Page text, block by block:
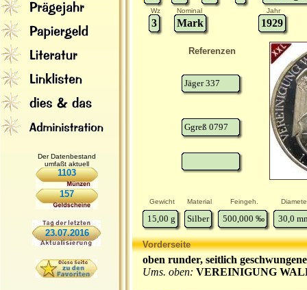
Der Datenbestand
umfaßt aktuell
1103
157
23.07.2016
Wz Nominal Jahr
3 Mark 1929
Referenzen
Jäger 337
Ggreß 0797
Gewicht Material Feingeh.
15,00 g Silber 500,000 ‰ 30,0
Vorderseite
oben runder, seitlich
Ums. oben: VEREINIGUNG